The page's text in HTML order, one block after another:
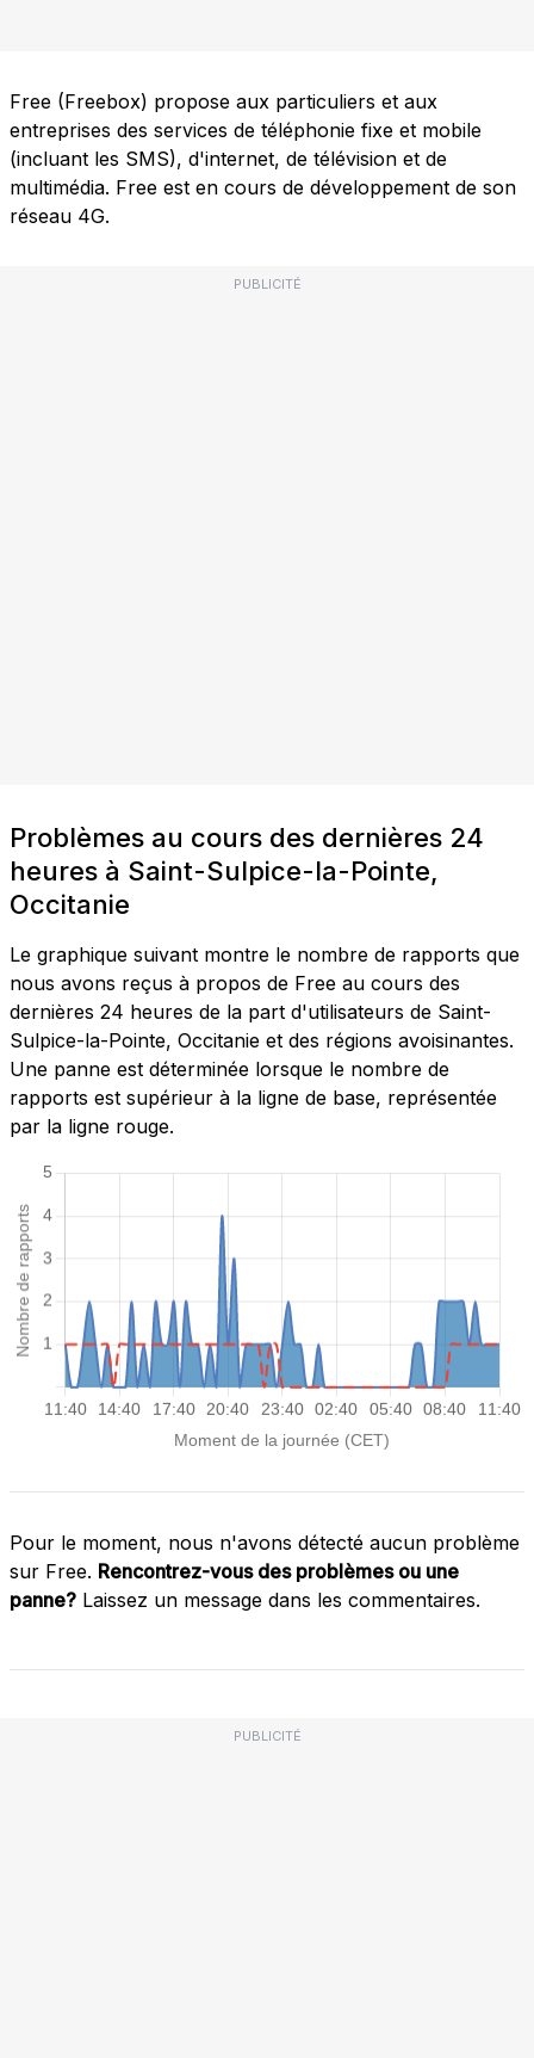
Free (Freebox) propose aux particuliers et aux
entreprises des services de téléphonie fixe et mobile
(incluant les SMS), d'internet, de télévision et de
multimédia. Free est en cours de développement de son
réseau 4G.
PUBLICITÉ
Problèmes au cours des dernières 24
heures à Saint-Sulpice-la-Pointe,
Occitanie
Le graphique suivant montre le nombre de rapports que
nous avons reçus à propos de Free au cours des
dernières 24 heures de la part d'utilisateurs de Saint-
Sulpice-la-Pointe, Occitanie et des régions avoisinantes.
Une panne est déterminée lorsque le nombre de
rapports est supérieur à la ligne de base, représentée
par la ligne rouge.
Pour le moment, nous n'avons détecté aucun problème
sur Free. Rencontrez-vous des problèmes ou une
panne? Laissez un message dans les commentaires.
PUBLICITÉ